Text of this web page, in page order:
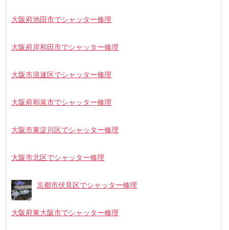
大阪府池田市でシャッター修理
大阪府岸和田市でシャッター修理
大阪市浪速区でシャッター修理
大阪府和泉市でシャッター修理
大阪市東淀川区でシャッター修理
大阪市北区でシャッター修理
京都市伏見区でシャッター修理
大阪府東大阪市でシャッター修理